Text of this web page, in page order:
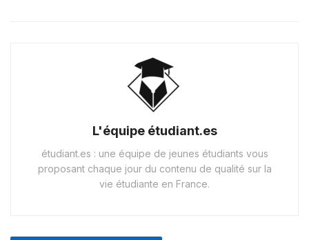
L'équipe étudiant.es
étudiant.es : une équipe de jeunes étudiants vous
proposant chaque jour du contenu de qualité sur la
vie étudiante en France.